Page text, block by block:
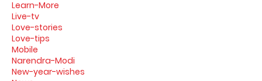
Learn-More
Live-tv
Love-stories
Love-tips
Mobile
Narendra-Modi
New-year-wishes